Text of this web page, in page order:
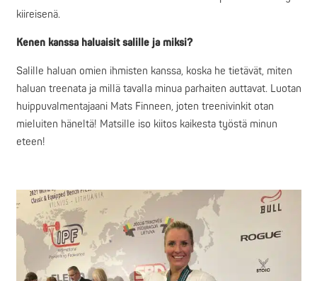
kiireisenä.
Kenen kanssa haluaisit salille ja miksi?
Salille haluan omien ihmisten kanssa, koska he tietävät, miten
haluan treenata ja millä tavalla minua parhaiten auttavat. Luotan
huippuvalmentajaani Mats Finneen, joten treenivinkit otan
mieluiten häneltä! Matsille iso kiitos kaikesta työstä minun
eteen!